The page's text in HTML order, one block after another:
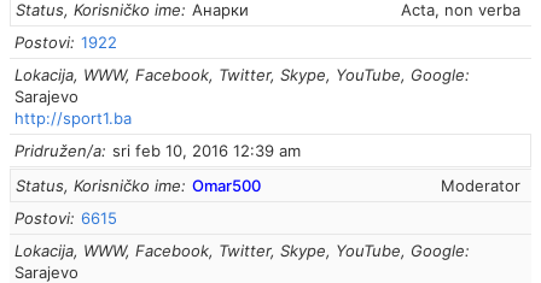
Status, Korisničko ime
Acta, non verba
Анарки
Postovi 1922
Lokacija, WWW, Facebook, Twitter, Skype, YouTube, Google
Sarajevo
http://sport1.ba
Pridružen/a sri feb 10, 2016 12:39 am
Status, Korisničko ime
Moderator
Omar500
Postovi 6615
Lokacija, WWW, Facebook, Twitter, Skype, YouTube, Google
Sarajevo